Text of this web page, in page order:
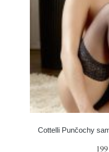
Cottelli Punčochy